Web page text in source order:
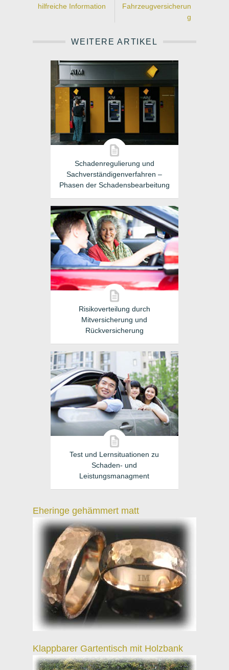
hilfreiche Information
Fahrzeugversicherun
g
WEITERE ARTIKEL
Schadenregulierung und
Sachverständigenverfahren –
Phasen der Schadensbearbeitung
Risikoverteilung durch
Mitversicherung und
Rückversicherung
Test und Lernsituationen zu
Schaden- und
Leistungsmanagment
Eheringe gehämmert matt
Klappbarer Gartentisch mit Holzbank